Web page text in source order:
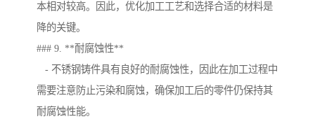
本相对较高。因此，优化加工工艺和选择合适的材料是
降的关键。
### 9. **耐腐蚀性**
- 不锈钢铸件具有良好的耐腐蚀性，因此在加工过程中
需要注意防止污染和腐蚀，确保加工后的零件仍保持其
耐腐蚀性能。